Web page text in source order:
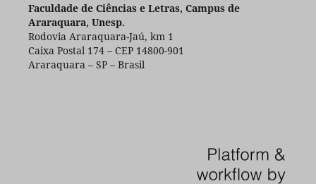
Faculdade de Ciências e Letras, Campus de
Araraquara, Unesp.
Rodovia Araraquara-Jaú, km 1
Caixa Postal 174 – CEP 14800-901
Araraquara – SP – Brasil